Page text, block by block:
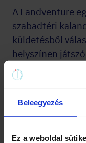
Beleegyezés
Ez a weboldal
A Landventure
szabadtéri
küldetésből
helyszínen
játéktörténettel